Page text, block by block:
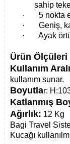
sahip
·
5 nokta
·
Geniş,
·
Ayak
Ürün Ölçüleri
Kullanım
kullanım sunar.
Boyutlar:
Katlanmış
Ağırlık: 12 Kg
Bagi Travel
Kucağı